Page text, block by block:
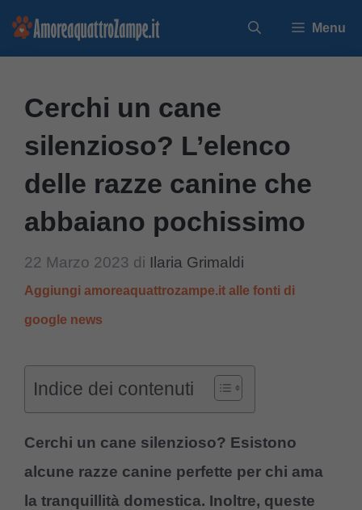
Vai
Menu
Cerchi un cane
silenzioso? L’elenco
delle razze canine che
abbaiano pochissimo
22 Marzo 2023 di Ilaria Grimaldi
Aggiungi amoreaquattrozampe.it alle fonti di
google news
Indice dei contenuti
Cerchi un cane silenzioso? Esistono
alcune razze canine perfette per chi ama
la tranquillità domestica. Inoltre, queste